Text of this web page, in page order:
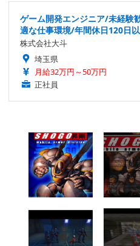
ゲーム開発エンジニア/未経験
適な仕事環境/年間休日120日
株式会社大斗
埼玉県
月給32万円～50万円
正社員